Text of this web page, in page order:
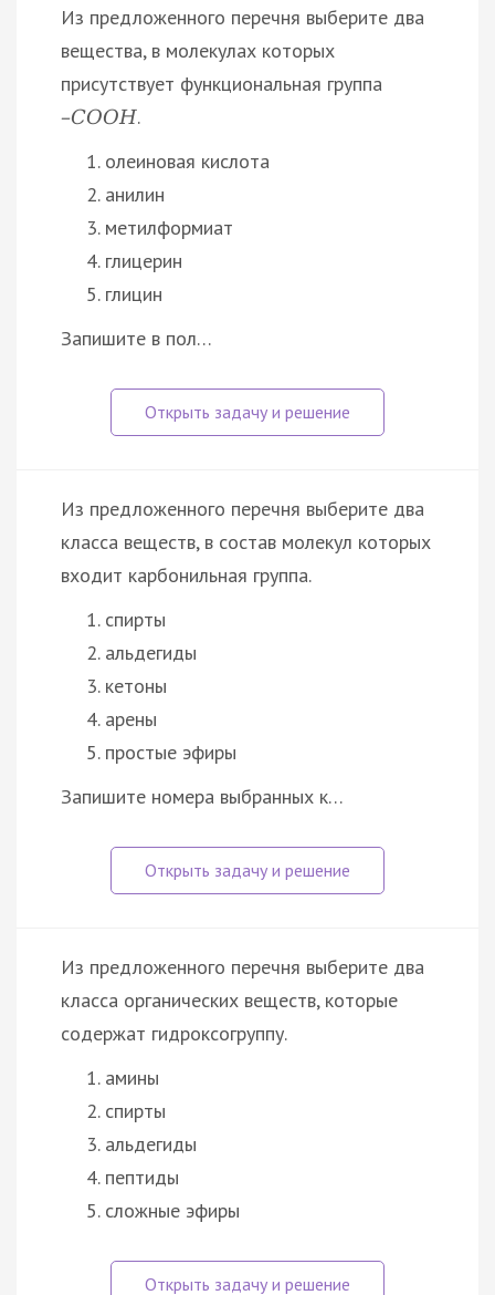
Из предложенного перечня выберите два
вещества, в молекулах которых
присутствует функциональная группа
–СООН.
олеиновая кислота
анилин
метилформиат
глицерин
глицин
Запишите в пол…
Из предложенного перечня выберите два
класса веществ, в состав молекул которых
входит карбонильная группа.
спирты
альдегиды
кетоны
арены
простые эфиры
Запишите номера выбранных к…
Из предложенного перечня выберите два
класса органических веществ, которые
содержат гидроксогруппу.
амины
спирты
альдегиды
пептиды
сложные эфиры